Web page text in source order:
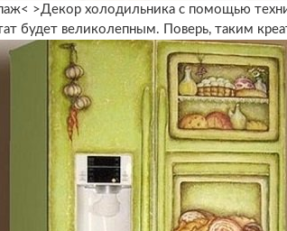
>Декор холодильника с помощью
будет великолепным. Поверь, таким